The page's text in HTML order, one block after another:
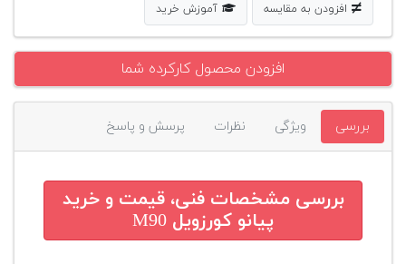
دست
افزودن
محصول
دست
دوم
افزودن به مقایسه آموزش خرید
افزودن محصول کارکرده شما
بررسی ویژگی نظرات پرسش و پاسخ
بررسی مشخصات فنی، قیمت و خرید
پیانو کورزویل M90